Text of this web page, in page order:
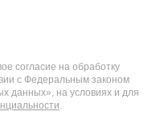
согласие на обработку
с Федеральным законом
данных», на условиях и для
.